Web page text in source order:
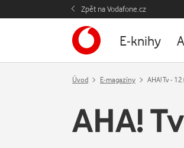
Zpět na Vodafone.cz
E-knihy
Úvod E-magazíny AHA! Tv -
AHA!